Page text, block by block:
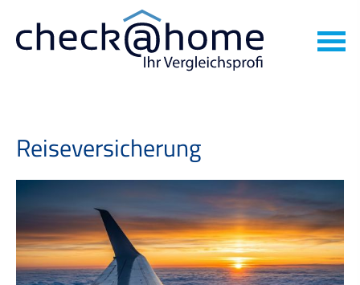
Reiseversicherung